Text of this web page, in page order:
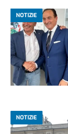
NOTIZIE
NOTIZIE